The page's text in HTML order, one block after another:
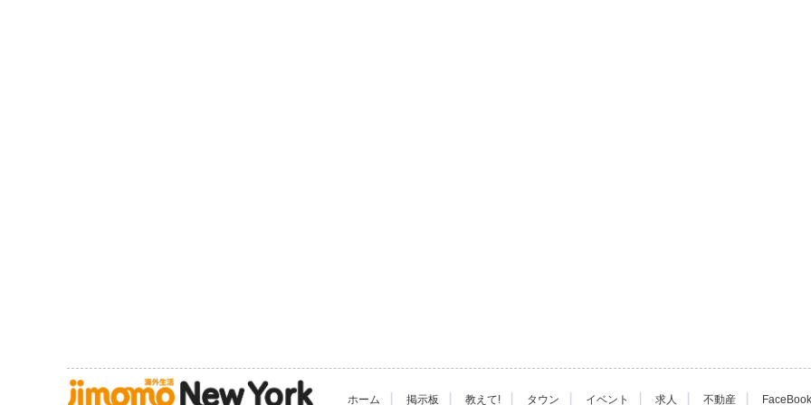
ホーム | 掲示板 | 教えて! | タウン | イベント | 求人 | 不動産 |